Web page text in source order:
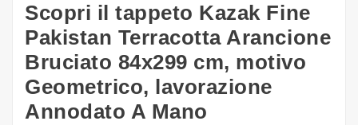
Scopri il tappeto Kazak Fine
Pakistan Terracotta Arancione
Bruciato 84x299 cm, motivo
Geometrico, lavorazione
Annodato A Mano